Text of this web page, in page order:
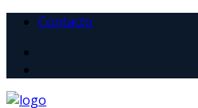
Contacto